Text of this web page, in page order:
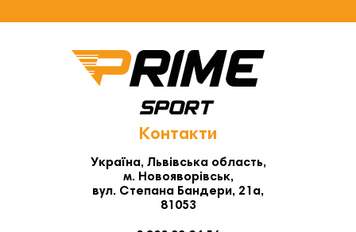
Контакти
Україна, Львівська область,
м. Новояворівськ,
вул. Степана Бандери, 21а,
81053